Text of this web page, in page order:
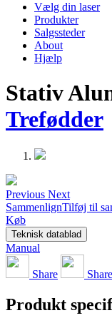
Vælg din laser
Produkter
Salgssteder
About
Hjælp
Stativ
Trefødder
Previous Next
SammenlignTilføj til
Køb
Teknisk datablad
Manual
Share Share
Produkt